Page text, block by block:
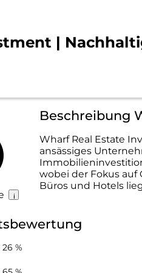
|
Beschreibung
Wharf Real Estate
ansässiges
wobei der Fokus
Büros und Hotels
26 %